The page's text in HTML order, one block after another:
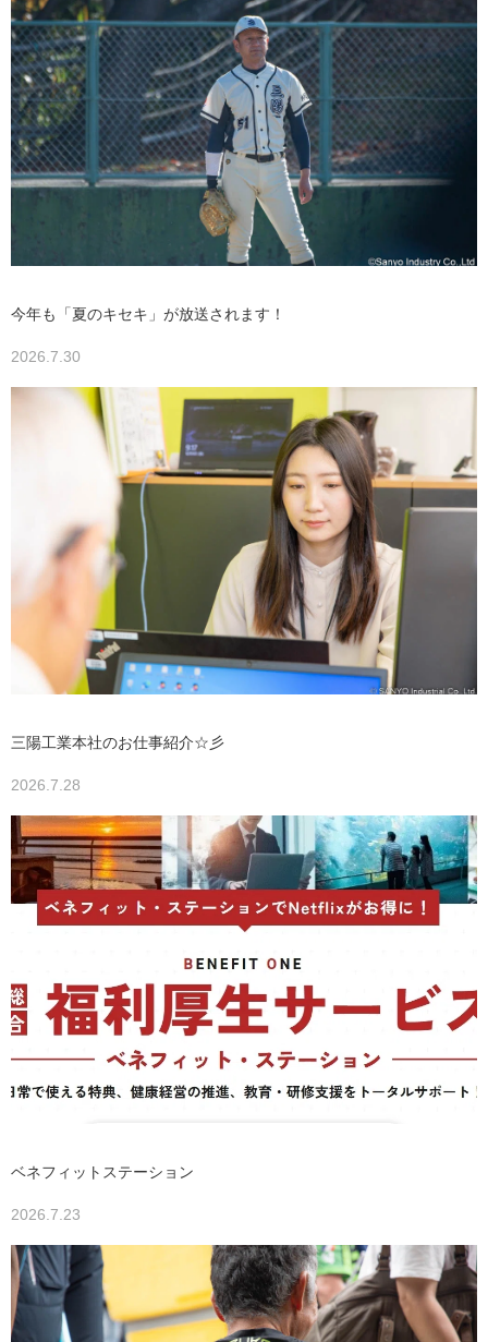
今年も「夏のキセキ」が放送されます！
2026.7.30
三陽工業本社のお仕事紹介☆彡
2026.7.28
ベネフィットステーション
2026.7.23